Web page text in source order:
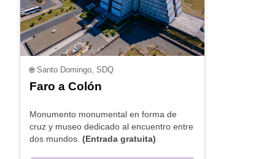
🌐Santo Domingo, SDQ
Faro a Colón
Monumento monumental en forma de
cruz y museo dedicado al encuentro entre
dos mundos. (Entrada gratuita)